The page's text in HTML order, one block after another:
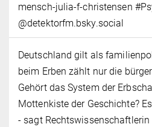
mensch-julia-f-christensen
@detektorfm.bsky.social
Deutschland gilt als
beim Erben zählt nur die
Gehört das System der
Mottenkiste der Geschichte?
- sagt